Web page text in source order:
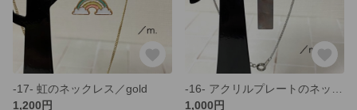
-17- 虹のネックレス／gold
1,200円
1,000円